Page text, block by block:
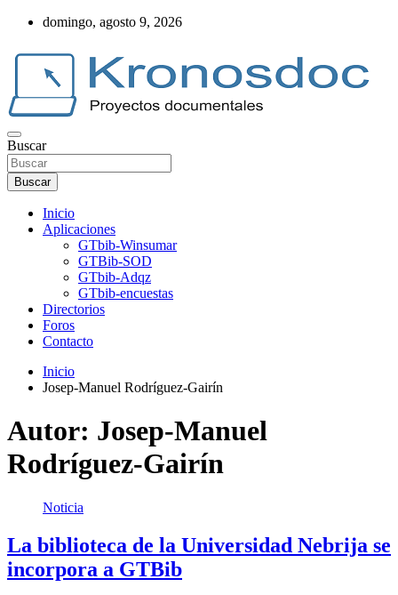
Saltar
contenido
domingo, agosto 9, 2026
Web Kronosdoc
Buscar
Buscar
Inicio
Aplicaciones
GTbib-Winsumar
GTBib-SOD
GTbib-Adqz
GTbib-encuestas
Directorios
Foros
Contacto
Inicio
Josep-Manuel Rodríguez-Gairín
Autor: Josep-Manuel
Rodríguez-Gairín
Noticia
La biblioteca de la Universidad Nebrija se
incorpora a GTBib